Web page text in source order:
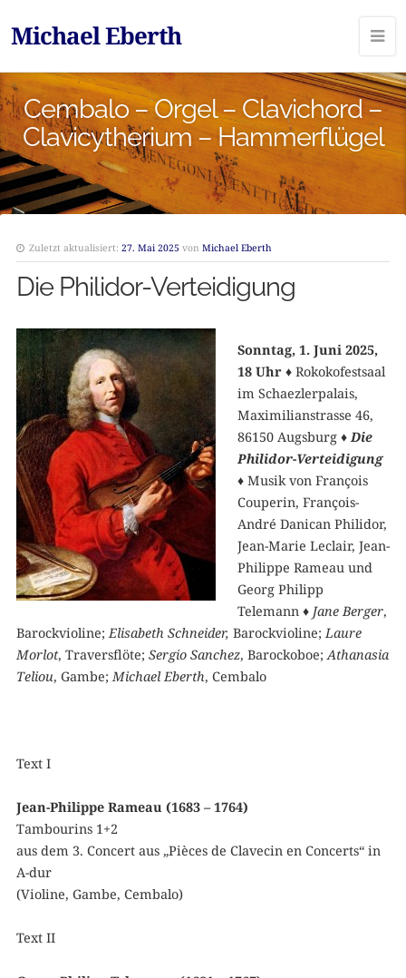
Michael Eberth
Cembalo – Orgel – Clavichord –
Clavicytherium – Hammerflügel
Zuletzt aktualisiert: 27. Mai 2025 von Michael Eberth
Die Philidor-Verteidigung
Sonntag, 1. Juni 2025,
18 Uhr ♦ Rokokofestsaal
im Schaezlerpalais,
Maximilianstrasse 46,
86150 Augsburg ♦ Die
Philidor-Verteidigung
♦ Musik von François
Couperin, François-
André Danican Philidor,
Jean-Marie Leclair, Jean-
Philippe Rameau und
Georg Philipp
Telemann♦ Jane Berger,
Barockvioline;Elisabeth Schneider, Barockvioline;Laure
Morlot, Traversflöte; Sergio Sanchez, Barockoboe;Athanasia
Teliou, Gambe;Michael Eberth, Cembalo
Text I
Jean-Philippe Rameau (1683 – 1764)
Tambourins 1+2
aus dem 3. Concert aus „Pièces de Clavecin en Concerts“ in
A-dur
(Violine, Gambe, Cembalo)
Text II